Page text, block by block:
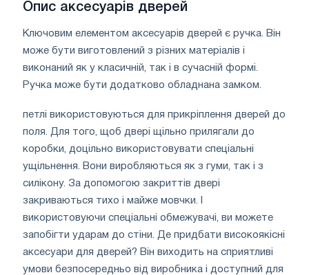
Опис аксесуарів дверей
Ключовим елементом аксесуарів дверей є ручка. Він
може бути виготовлений з різних матеріалів і
виконаний як у класичній, так і в сучасній формі.
Ручка може бути додатково обладнана замком.
петлі використовуються для прикріплення дверей до
поля. Для того, щоб двері щільно прилягали до
коробки, доцільно використовувати спеціальні
ущільнення. Вони виробляються як з гуми, так і з
силікону. За допомогою закриттів двері
закриваються тихо і майже мовчки. І
використовуючи спеціальні обмежувачі, ви можете
запобігти ударам до стіни. Де придбати високоякісні
аксесуари для дверей? Він виходить на сприятливі
умови безпосередньо від виробника і доступний для